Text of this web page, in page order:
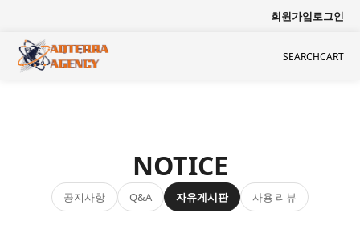
회원가입로그인
SEARCHCART
NOTICE
공지사항 Q&A 자유게시판 사용 리뷰